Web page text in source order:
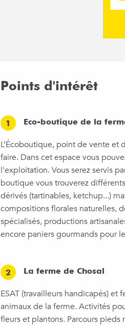
Points d'intérêt
1 Eco-boutique de la
L’Écoboutique, point de vente et
faire. Dans cet espace vous
l'exploitation. Vous serez servis
boutique vous trouverez
dérivés (tartinables, ketchup...)
compositions florales naturelles,
spécialisés, productions
encore paniers gourmands pour
2 La ferme de Chosal
ESAT (travailleurs handicapés)
animaux de la ferme. Activités
fleurs et plantons. Parcours